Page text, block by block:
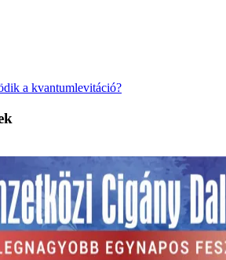
a kvantumlevitáció?